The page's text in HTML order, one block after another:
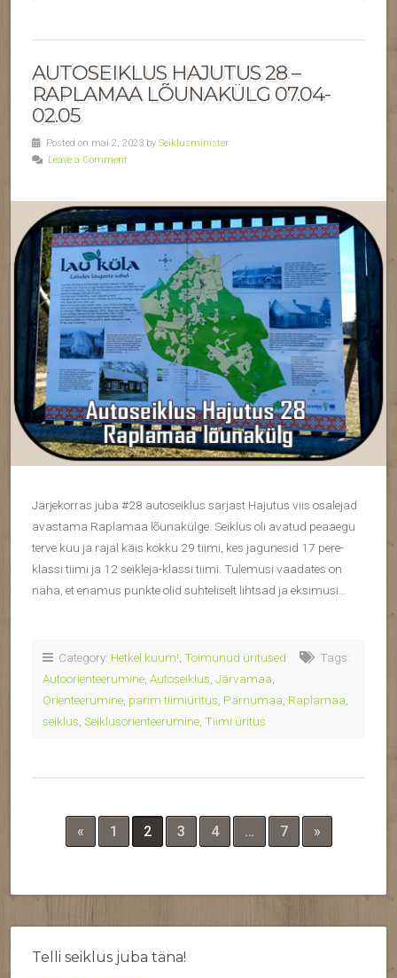
AUTOSEIKLUS HAJUTUS 28 –
RAPLAMAA LÕUNAKÜLG 07.04-
02.05
Posted on mai 2, 2023 by Seiklusminister
Leave a Comment
Järjekorras juba #28 autoseiklus sarjast Hajutus viis osalejad
avastama Raplamaa lõunakülge. Seiklus oli avatud peaaegu
terve kuu ja rajal käis kokku 29 tiimi, kes jagunesid 17 pere-
klassi tiimi ja 12 seikleja-klassi tiimi. Tulemusi vaadates on
näha, et enamus punkte olid suhteliselt lihtsad ja eksimusi…
Category: Hetkel kuum! Toimunud üritused
Tags:
Autoorienteerumine Autoseiklus Järvamaa
Orienteerumine parim tiimiüritus Pärnumaa Raplamaa
seiklus Seiklusorienteerumine Tiimi üritus
« 1 2 3 4 … 7 »
Telli seiklus juba täna!